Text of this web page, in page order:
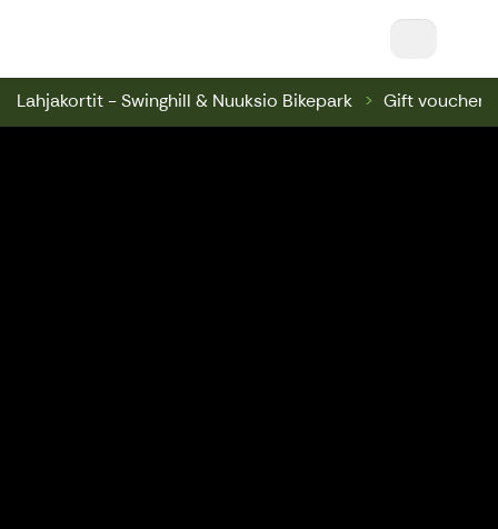
Lahjakortit - Swinghill & Nuuksio Bikepark Gift voucher